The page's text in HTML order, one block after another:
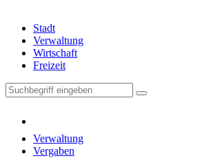
Stadt
Verwaltung
Wirtschaft
Freizeit
Verwaltung
Vergaben